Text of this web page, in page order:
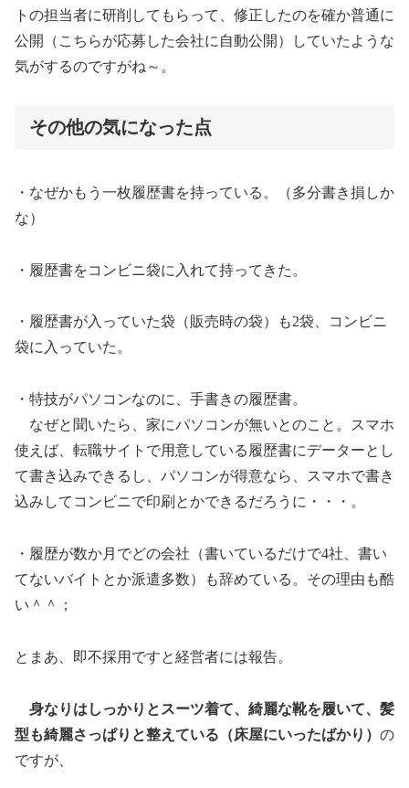
トの担当者に研削してもらって、修正したのを確か普通に
公開（こちらが応募した会社に自動公開）していたような
気がするのですがね～。
その他の気になった点
・なぜかもう一枚履歴書を持っている。（多分書き損しか
な）
・履歴書をコンビニ袋に入れて持ってきた。
・履歴書が入っていた袋（販売時の袋）も2袋、コンビニ
袋に入っていた。
・特技がパソコンなのに、手書きの履歴書。
なぜと聞いたら、家にパソコンが無いとのこと。スマホ
使えば、転職サイトで用意している履歴書にデーターとし
て書き込みできるし、パソコンが得意なら、スマホで書き
込みしてコンビニで印刷とかできるだろうに・・・。
・履歴が数か月でどの会社（書いているだけで4社、書い
てないバイトとか派遣多数）も辞めている。その理由も酷
い＾＾；
とまあ、即不採用ですと経営者には報告。
身なりはしっかりとスーツ着て、綺麗な靴を履いて、髪
型も綺麗さっぱりと整えている（床屋にいったばかり） の
ですが、